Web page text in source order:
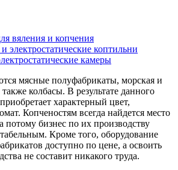
вяления и копчения
электростатические коптильни
камеры
мясные полуфабрикаты, морская и
колбасы. В результате данного
характерный цвет,
Копченостям всегда найдется место
потому бизнес по их производству
Кроме того, оборудование
доступно по цене, а освоить
не составит никакого труда.